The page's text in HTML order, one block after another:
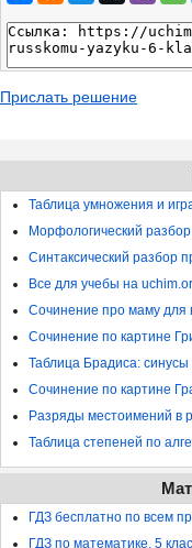
Прислать решение
Таблица умножения и
Морфологический
Синтаксический разбор
Все для учебы на
Сочинение про маму для
Сочинение по картине
Таблица Брадиса: синусы
Сочинение по картине
Разряды местоимений в
Таблица степеней по
ГДЗ бесплатно по всем
ГДЗ по математике, 5